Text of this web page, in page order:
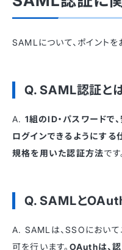
SAMLについて、ポイントを
Q. SAML認証と
A. 1組のID・パスワードで
ログインできるようにする
規格を用いた認証方法です
Q. SAMLと
A. SAMLは、SSOにおい
可を行います。 OAuthは、